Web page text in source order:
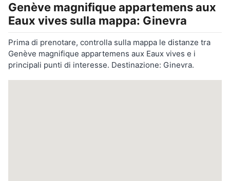
Genève magnifique appartemens aux
Eaux vives sulla mappa: Ginevra
Prima di prenotare, controlla sulla mappa le distanze tra
Genève magnifique appartemens aux Eaux vives e i
principali punti di interesse. Destinazione: Ginevra.